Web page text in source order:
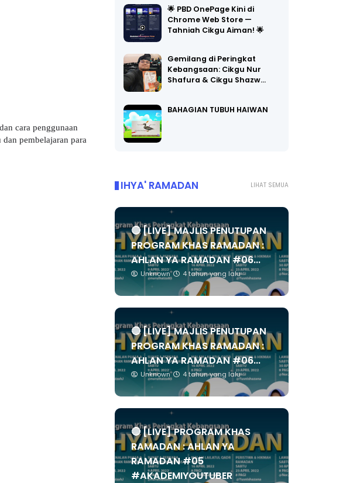
3)
cara penggunaan
pembelajaran para
🌟 PBD OnePage Kini di
Chrome Web Store —
Tahniah Cikgu Aiman! 🌟
Gemilang di Peringkat
Kebangsaan: Cikgu Nur
Shafura & Cikgu Shazw…
BAHAGIAN TUBUH HAIWAN
LIHAT SEMUA
IHYA' RAMADAN
🔴 [LIVE] MAJLIS PENUTUPAN
PROGRAM KHAS RAMADAN :
AHLAN YA RAMADAN #06...
Unknown 4 tahun yang lalu
🔴 [LIVE] MAJLIS PENUTUPAN
PROGRAM KHAS RAMADAN :
AHLAN YA RAMADAN #06...
Unknown 4 tahun yang lalu
🔴 [LIVE] PROGRAM KHAS
RAMADAN : AHLAN YA
RAMADAN #05
#AKADEMIYOUTUBER